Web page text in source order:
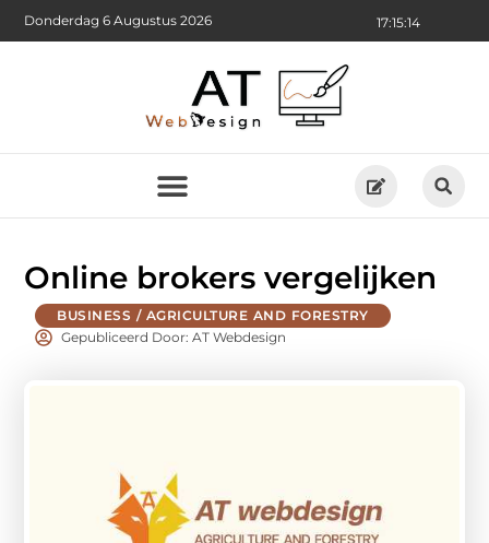
17:15:15
Donderdag 6 Augustus 2026
Online brokers vergelijken
BUSINESS / AGRICULTURE AND FORESTRY
Gepubliceerd Door: AT Webdesign